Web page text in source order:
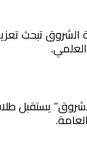
الشروق تبحث
يستقبل